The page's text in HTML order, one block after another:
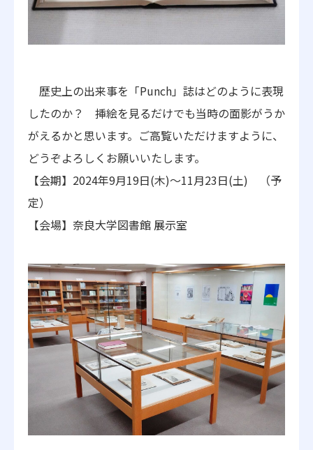
歴史上の出来事を「Punch」誌はどのように表現
したのか？ 挿絵を見るだけでも当時の面影がうか
がえるかと思います。ご高覧いただけますように、
どうぞよろしくお願いいたします。
【会期】2024年9月19日(木)～11月23日(土) （予
定）
【会場】奈良大学図書館 展示室